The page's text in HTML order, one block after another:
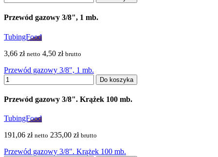
Przewód gazowy 3/8", 1 mb.
TubingFood
3,66 zł netto 4,50 zł brutto
Przewód gazowy 3/8", 1 mb.
Do koszyka
Przewód gazowy 3/8". Krążek 100 mb.
TubingFood
191,06 zł netto 235,00 zł brutto
Przewód gazowy 3/8". Krążek 100 mb.